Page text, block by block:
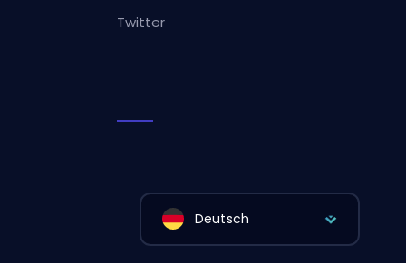
Twitter
Deutsch